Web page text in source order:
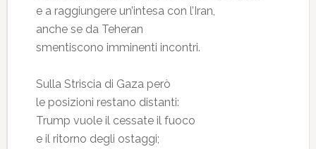
e a raggiungere un’intesa con l’Iran,
anche se da Teheran
smentiscono imminenti incontri.
Sulla Striscia di Gaza però
le posizioni restano distanti:
Trump vuole il cessate il fuoco
e il ritorno degli ostaggi;